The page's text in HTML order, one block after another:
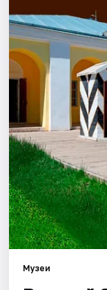
Города
Площадки
Артисты
Рейтинги
Музеи